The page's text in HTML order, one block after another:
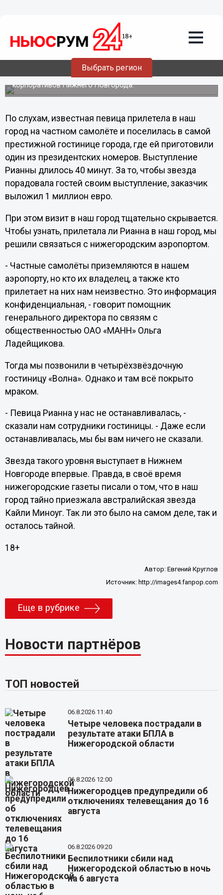
Выбрать регион
Певица Рианна выступила в Нижнем
Новгороде?
Сейчас в нижегородской тусовке обсуждается
грандиозная новость о том, что в нашем городе
выступила знаменитая певица Рианна. Якобы,
чернокожая красавица пела на одном из частных
корпоративов Нижнего Новгорода.
По слухам, известная певица прилетела в наш
город на частном самолёте и поселилась в самой
престижной гостинице города, где ей приготовили
один из президентских номеров. Выступление
Рианны длилось 40 минут. За то, чтобы звезда
порадовала гостей своим выступление, заказчик
выложил 1 миллион евро.
При этом визит в наш город тщательно скрывается.
Чтобы узнать, прилетала ли Рианна в наш город, мы
решили связаться с нижегородским аэропортом.
- Частные самолёты приземляются в нашем
аэропорту, но кто их владелец, а также кто
прилетает на них нам неизвестно. Это информация
конфиденциальная, - говорит помощник
генерального директора по связям с
общественностью ОАО «МАНН» Ольга
Ладейщикова.
Тогда мы позвонили в четырёхзвёздочную
гостиницу «Волна». Однако и там всё покрыто
мраком.
- Певица Рианна у нас не останавливалась, -
сказали нам сотрудники гостиницы. - Даже если
останавливалась, мы бы вам ничего не сказали.
Звезда такого уровня выступает в Нижнем
Новгороде впервые. Правда, в своё время
нижегородские газеты писали о том, что в наш
город тайно приезжала австралийская звезда
Кайли Миноуг. Так ли это было на самом деле, так и
осталось тайной.
18+
Автор:Евгений Круглов
Источник: http://images4.fanpop.com
Еще в рубрике
Новости партнёров
ТОП новостей
06.8.2026 11:40
Четыре человека пострадали в
результате атаки БПЛА в
Нижегородской области
06.8.2026 12:00
Нижегородцев предупредили об
отключениях телевещания до 16
августа
06.8.2026 09:20
Беспилотники сбили над
Нижегородской областью в ночь
на 6 августа